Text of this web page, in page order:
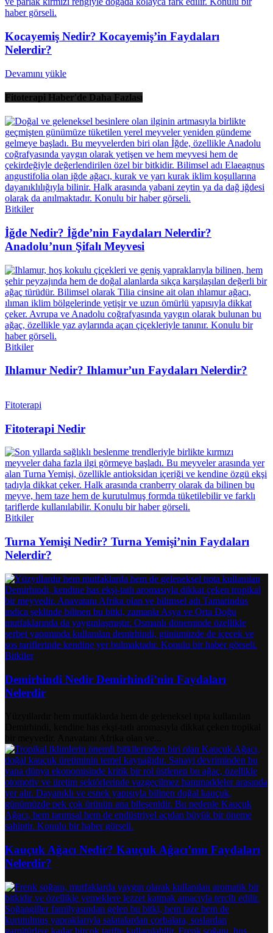
Kocayemiş Nedir? Kocayemiş’in Faydaları
Nelerdir?
Devamını yükle
Fitoterapi Haber'de Daha Fazlası
Bitkiler
İğde Nedir? İğde’nin Faydaları Nelerdir?
Anadolu’nun Şifalı Meyvesi
Bitkiler
Ihlamur Nedir? Ihlamur’un Faydaları Nelerdir?
Fitoterapi
Fitoterapi Nedir
Bitkiler
Turna Yemişi Nedir? Turna Yemişi’nin Faydaları
Nelerdir?
Bitkiler
Demirhindi Nedir Demirhindi’nin Faydaları
Nelerdir
Kauçuk Ağacı Nedir? Kauçuk Ağacı’nın Faydaları
Nelerdir?